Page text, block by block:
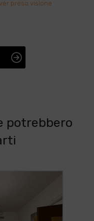
preso visione
potrebbero